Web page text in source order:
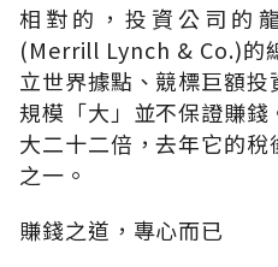
相對的，投資公司的
(Merrill Lynch & Co.)的
立世界據點、競標巨額
規模「大」並不保證賺
大二十二倍，去年它的
之一。
賺錢之道，專心而已